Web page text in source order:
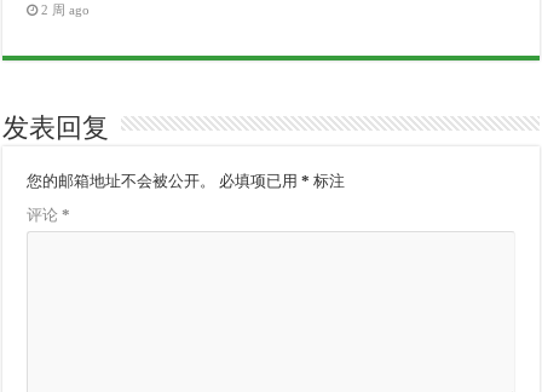
2 周 ago
发表回复
您的邮箱地址不会被公开。 必填项已用* 标注
评论*